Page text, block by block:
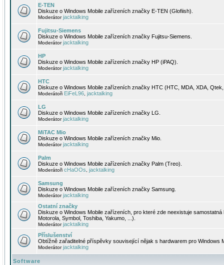
E-TEN
Diskuze o Windows Mobile zařízeních značky E-TEN (Glofiish).
Moderátorjacktalking
Fujitsu-Siemens
Diskuze o Windows Mobile zařízeních značky Fujitsu-Siemens.
Moderátorjacktalking
HP
Diskuze o Windows Mobile zařízeních značky HP (iPAQ).
Moderátorjacktalking
HTC
Diskuze o Windows Mobile zařízeních značky HTC (HTC, MDA, XDA,
Moderátoři EiFeL96 jacktalking
LG
Diskuze o Windows Mobile zařízeních značky LG.
Moderátorjacktalking
MiTAC Mio
Diskuze o Windows Mobile zařízeních značky Mio.
Moderátorjacktalking
Palm
Diskuze o Windows Mobile zařízeních značky Palm (Treo).
Moderátoři cHaOOs jacktalking
Samsung
Diskuze o Windows Mobile zařízeních značky Samsung.
Moderátorjacktalking
Ostatní značky
Diskuze o Windows Mobile zařízeních, pro které zde neexistuje
Motorola, Symbol, Toshiba, Yakumo, ...).
Moderátorjacktalking
Příslušenství
Obtížně zařaditelné příspěvky související nějak s hardwarem pro Windows
Moderátorjacktalking
Software